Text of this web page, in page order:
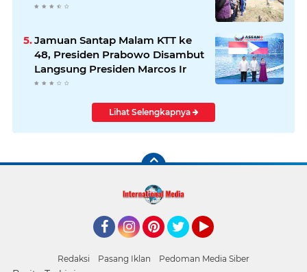
Jamuan Santap Malam KTT ke
48, Presiden Prabowo Disambut
Langsung Presiden Marcos Ir
Lihat Selengkapnya
Redaksi Pasang Iklan Pedoman Media Siber